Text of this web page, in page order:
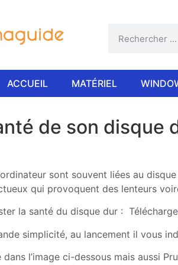
ACCUEIL MATÉRIEL
de son disque
sont souvent liées au
qui provoquent des lenteurs
la santé du disque dur :
simplicité, au lancement il vous
l’image ci-dessous mais aussi